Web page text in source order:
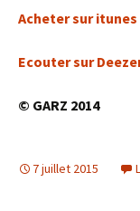
Acheter sur itunes
Ecouter sur
© GARZ 2014
7 juillet 2015